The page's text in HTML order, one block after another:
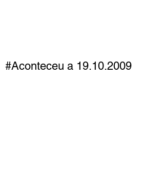
#Aconteceu a 19.10.2009